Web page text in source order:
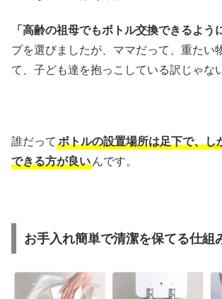
「高齢の祖母でもボトル交換できるよう
プを選びましたが、ママだって、重たい
て、子ども達を抱っこしている訳じゃな
誰だって ボトルの設置場所は足下で、し
できる方が良い んです。
お手入れ簡単で清潔を保てる仕組